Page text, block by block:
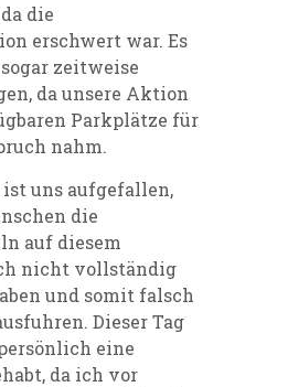
die
erschwert war. Es
zeitweise
da unsere Aktion
Parkplätze für
nahm.
ist uns aufgefallen,
die
auf diesem
nicht vollständig
und somit falsch
Dieser Tag
eine
da ich vor